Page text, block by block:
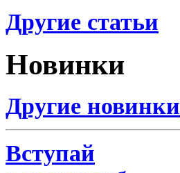
Другие статьи
Новинки
Другие новинки
Вступай